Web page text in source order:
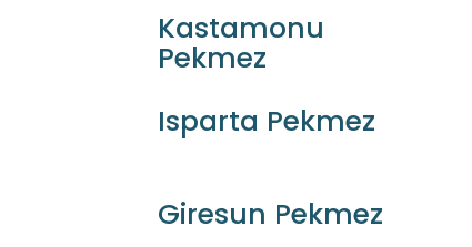
Kastamonu
Pekmez
Isparta Pekmez
Giresun Pekmez